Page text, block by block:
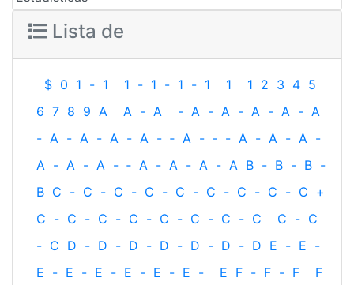
Lista de
$ 0 1 - 1 1 - 1 - 1 - 1 1 1 2 3 4 5
6 7 8 9 A A - A - A - A - A - A - A
- A - A - A - A - ‐ A - ‐ - A - A - A -
A - A - A - ‐ A - A - A - A B - B - B -
B C - C - C - C - C - C - C - C - C +
C - C - C - C - C - C - C - C C - C
- C D - D - D - D - D - D - D E - E -
E - E - E - E - E - E - E F - F - F
F